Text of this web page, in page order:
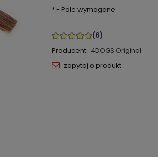
*- Pole wymagane
Producent: 4DOGS Original
zapytaj o produkt